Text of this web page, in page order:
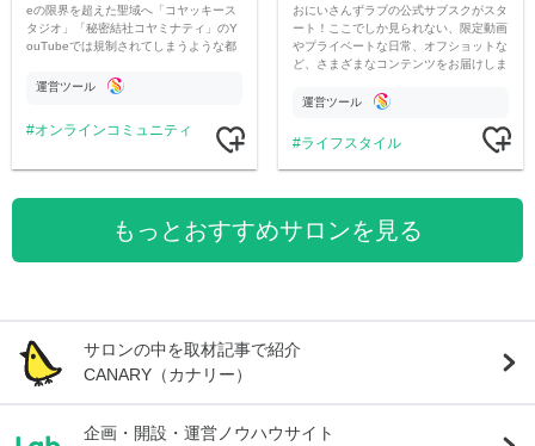
eの限界を超えた聖域へ「コヤッキース
タジオ」「秘密結社コヤミナティ」のY
ouTubeでは規制されてしまうような都
公開。
運営ツール
オンラインコミュニティ
おにいさんずラブの公式サブスクがスタ
ート！ここでしか見られない、限定動画
やプライベートな日常、オフショットな
ど、さまざまなコンテンツをお届けしま
運営ツール
ライフスタイル
もっとおすすめサロンを見る
サロンの中を取材記事で紹介
CANARY（カナリー）
企画・開設・運営ノウハウサイト